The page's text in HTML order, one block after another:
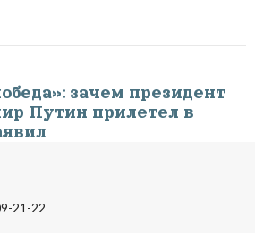
зачем президент
Путин прилетел в
21-22